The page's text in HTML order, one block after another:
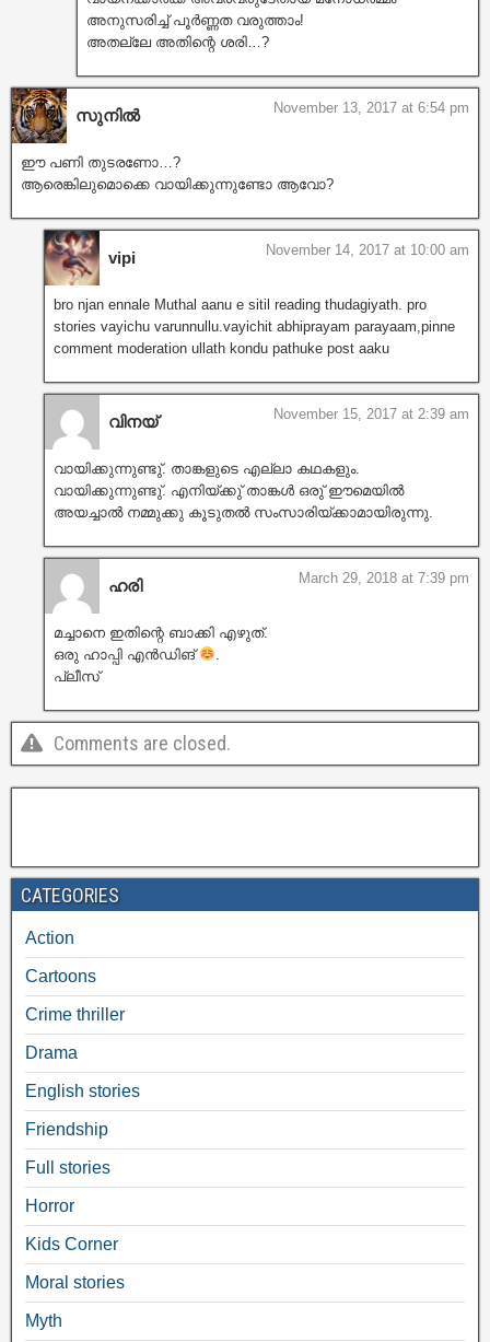
അനുസരിച്ച് പൂർണ്ണത വരുത്താം!
അതല്ലേ അതിന്റെ ശരി…?
സുനിൽ November 13, 2017 at 6:54 pm
ഈ പണി തുടരണോ…?
ആരെങ്കിലുമൊക്കെ വായിക്കുന്നുണ്ടോ ആവോ?
vipi November 14, 2017 at 10:00 am
bro njan ennale Muthal aanu e sitil reading thudagiyath. pro
stories vayichu varunnullu.vayichit abhiprayam parayaam,pinne
comment moderation ullath kondu pathuke post aaku
വിനയ് November 15, 2017 at 2:39 am
വായിക്കുന്നുണ്ടു്. താങ്കളുടെ എല്ലാ കഥകളും.
വായിക്കുന്നുണ്ടു്. എനിയ്ക്കു് താങ്കള്‍ ഒരു് ഈമെയില്‍
അയച്ചാല്‍ നമ്മുക്കു കൂടുതല്‍ സംസാരിയ്ക്കാമായിരുന്നു.
ഹരി March 29, 2018 at 7:39 pm
മച്ചാനെ ഇതിന്റെ ബാക്കി എഴുത്.
ഒരു ഹാപ്പി എൻഡിങ്‌
.
പ്ലീസ്
Comments are closed.
CATEGORIES
Action
Cartoons
Crime thriller
Drama
English stories
Friendship
Full stories
Horror
Kids Corner
Moral stories
Myth